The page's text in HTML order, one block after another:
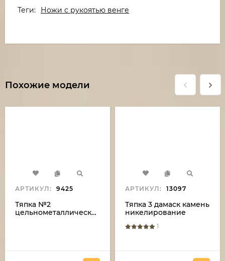
Теги: Ножи с рукоятью венге
Похожие модели
АРТИКУЛ: 9425
Тяпка №2
цельнометаллическая:
АРТИКУЛ: 13097
Тяпка 3 дамаск камень
никелирование
1